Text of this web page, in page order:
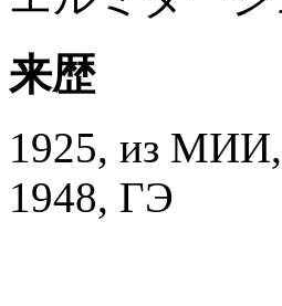
来歴
1925, из МИИ,
1948, ГЭ